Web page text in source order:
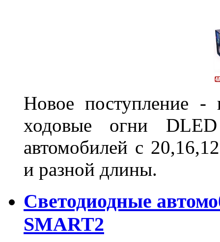
Новое поступление -
ходовые огни
автомобилей с
и разной длины.
Светодиодные
SMART2